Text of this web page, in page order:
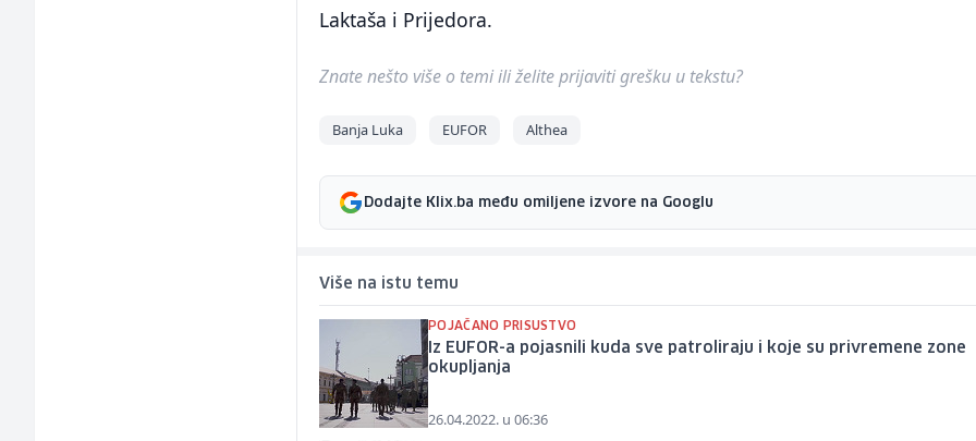
Laktaša i Prijedora.
Znate nešto više o temi ili želite prijaviti grešku u tekstu?
Banja Luka EUFOR Althea
Dodajte Klix.ba među omiljene izvore na Googlu
Više na istu temu
POJAČANO PRISUSTVO
Iz EUFOR-a pojasnili kuda sve patroliraju i koje su privremene zone
okupljanja
26.04.2022. u 06:36